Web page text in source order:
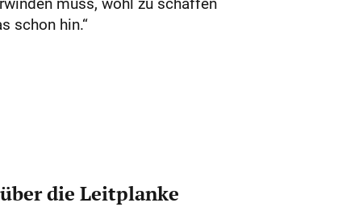
schon hin.“
die Leitplanke